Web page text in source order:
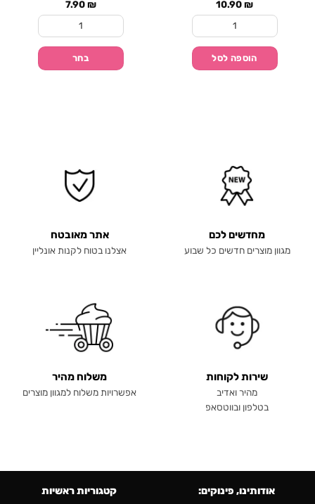
10.90₪
כמות של צלחות גדולות בן או בת
הוספה לסל
7.90₪
כמות של סט צלחות
בחר
מחדשים לכם
מגוון מוצרים חדשים כל שבוע
אתר מאובטח
אצלנו בטוח לקנות אונליין
שירות לקוחות
מהיר ואדיב
בטלפון ובווטסאפ
משלוח מהיר
אפשרויות משלוח למגוון מוצרים
אודותינו, פינוקים: קטגוריות ראשיות